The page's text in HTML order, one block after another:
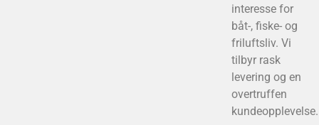
interesse for
båt-, fiske- og
friluftsliv. Vi
tilbyr rask
levering og en
overtruffen
kundeopplevelse.